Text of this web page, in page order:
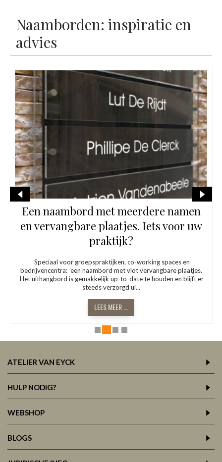
Naamborden: inspiratie en
advies
Een mooi eerbetoon met een
gedenkplaat: Inspiratie
Een plaat voor de inhuldiging van een nieuw gebouw.Een
vergeten. Enkele mooie realisaties in verschillende materialen:
Gedenkplaat in em...
LEES MEER ...
ATELIER VAN EYCK
HULP NODIG?
WEBSHOP
BLOGS